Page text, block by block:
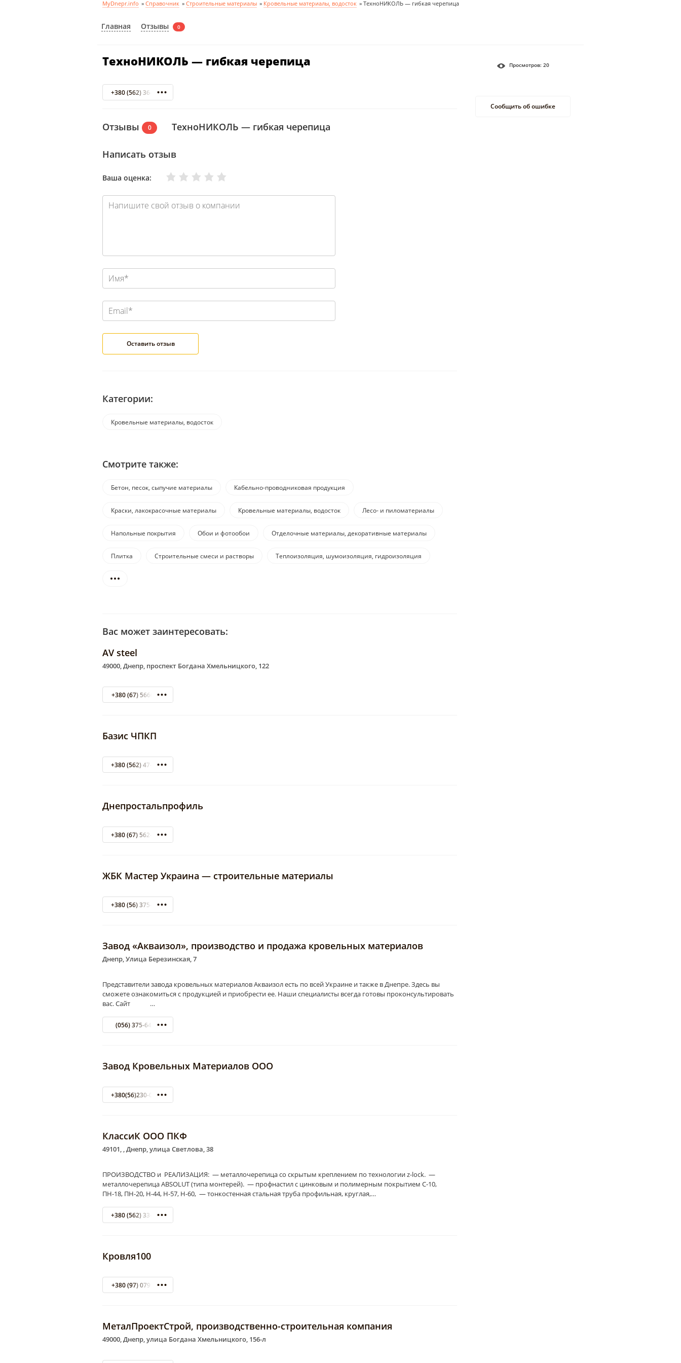
MyDnepr.info » Справочник » Строительные материалы » Кровельные материалы, водосток » ТехноНИКОЛЬ — гибкая черепица
Главная Отзывы 0
ТехноНИКОЛЬ — гибкая черепица
+380 (562) 36-50-41
Отзывы 0 ТехноНИКОЛЬ — гибкая черепица
Написать отзыв
Ваша оценка: Отлично
Хорошо
Нормально
Плохо
Очень плохо
Категории:
Кровельные материалы, водосток
Смотрите также:
Бетон, песок, сыпучие материалы Кабельно-проводниковая продукция
Краски, лакокрасочные материалы Кровельные материалы, водосток Лесо- и пиломатериалы
Напольные покрытия Обои и фотообои Отделочные материалы, декоративные материалы
Плитка Строительные смеси и растворы Теплоизоляция, шумоизоляция, гидроизоляция
Вас может заинтересовать:
АV steel
49000, Днепр, проспект Богдана Хмельницкого, 122
+380 (67) 5660554
Базис ЧПКП
+380 (562) 47-29-69
Днепростальпрофиль
+380 (67) 562-72-82
ЖБК Мастер Украина — строительные материалы
+380 (56) 375-42-96
Завод «Акваизол», производство и продажа кровельных материалов
Днепр, Улица Березинская, 7
Представители завода кровельных материалов Акваизол есть по всей Украине и также в Днепре. Здесь вы
сможете ознакомиться с продукцией и приобрести ее. Наши специалисты всегда готовы проконсультировать
вас. Сайт …
(056) 375-64-35
Завод Кровельных Материалов ООО
+380(56)230-00-06
КлассиК ООО ПКФ
49101, , Днепр, улица Светлова, 38
ПРОИЗВОДСТВО и РЕАЛИЗАЦИЯ: — металлочерепица со скрытым креплением по технологии z-lock. —
металлочерепица ABSOLUT (типа монтерей). — профнастил с цинковым и полимерным покрытием С-10,
ПН-18, ПН-20, Н-44, Н-57, Н-60, — тонкостенная стальная труба профильная, круглая,…
+380 (562) 33-55-89
Кровля100
+380 (97) 0791959
МеталПроектСтрой, производственно-строительная компания
49000, Днепр, улица Богдана Хмельницкого, 156-л
Просмотров: 20
Сообщить об ошибке